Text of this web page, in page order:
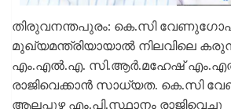
തിരുവനന്തപുരം: കെ.സി
മുഖ്യമന്ത്രിയായാൽ നിലവിലെ
എം.എൽ.എ. സി.ആർ.മഹേഷ്
രാജിവെക്കാൻ സാധ്യത. കെ.സി
ആലപ്പുഴ എം.പി.സ്ഥാനം രാജിവെച്ചു